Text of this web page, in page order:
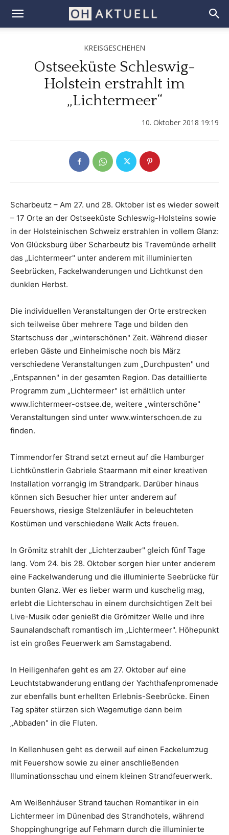
KREISGESCHEHEN
Ostseeküste Schleswig-
Holstein erstrahlt im
„Lichtermeer“
10. Oktober 2018 19:19
Scharbeutz – Am 27. und 28. Oktober ist es wieder soweit
– 17 Orte an der Ostseeküste Schleswig-Holsteins sowie
in der Holsteinischen Schweiz erstrahlen in vollem Glanz:
Von Glücksburg über Scharbeutz bis Travemünde erhellt
das „Lichtermeer" unter anderem mit illuminierten
Seebrücken, Fackelwanderungen und Lichtkunst den
dunklen Herbst.
Die individuellen Veranstaltungen der Orte erstrecken
sich teilweise über mehrere Tage und bilden den
Startschuss der „winterschönen" Zeit. Während dieser
erleben Gäste und Einheimische noch bis März
verschiedene Veranstaltungen zum „Durchpusten" und
„Entspannen" in der gesamten Region. Das detaillierte
Programm zum „Lichtermeer" ist erhältlich unter
www.lichtermeer-ostsee.de, weitere „winterschöne"
Veranstaltungen sind unter www.winterschoen.de zu
finden.
Timmendorfer Strand setzt erneut auf die Hamburger
Lichtkünstlerin Gabriele Staarmann mit einer kreativen
Installation vorrangig im Strandpark. Darüber hinaus
können sich Besucher hier unter anderem auf
Feuershows, riesige Stelzenläufer in beleuchteten
Kostümen und verschiedene Walk Acts freuen.
In Grömitz strahlt der „Lichterzauber" gleich fünf Tage
lang. Vom 24. bis 28. Oktober sorgen hier unter anderem
eine Fackelwanderung und die illuminierte Seebrücke für
bunten Glanz. Wer es lieber warm und kuschelig mag,
erlebt die Lichterschau in einem durchsichtigen Zelt bei
Live-Musik oder genießt die Grömitzer Welle und ihre
Saunalandschaft romantisch im „Lichtermeer". Höhepunkt
ist ein großes Feuerwerk am Samstagabend.
In Heiligenhafen geht es am 27. Oktober auf eine
Leuchtstabwanderung entlang der Yachthafenpromenade
zur ebenfalls bunt erhellten Erlebnis-Seebrücke. Einen
Tag später stürzen sich Wagemutige dann beim
„Abbaden" in die Fluten.
In Kellenhusen geht es derweil auf einen Fackelumzug
mit Feuershow sowie zu einer anschließenden
Illuminationsschau und einem kleinen Strandfeuerwerk.
Am Weißenhäuser Strand tauchen Romantiker in ein
Lichtermeer im Dünenbad des Strandhotels, während
Shoppinghungrige auf Fehmarn durch die illuminierte